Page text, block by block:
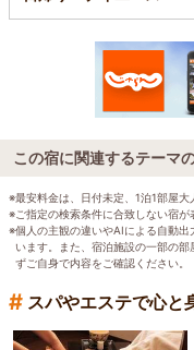
この宿に関連するテーマ
※最安料金は、日付未定、1泊1部屋大
※ご指定の検索条件に合致しない宿が
※個人の主観の違いやAIによる自動
います。また、宿泊施設の一部の
ずご自身で内容をご確認ください。
# スパやエステで心と